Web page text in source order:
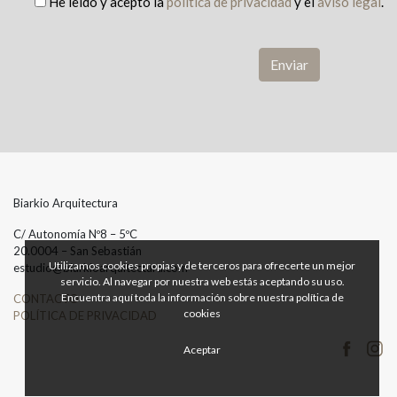
Biarkio Arquitectura
C/ Autonomía Nº8 – 5ºC
20.0004 – San Sebastián
estudio@biarkioarquitectura.com
CONTACTO
POLÍTICA DE PRIVACIDAD
Utilizamos cookies propias y de terceros para ofrecerte un mejor
servicio. Al navegar por nuestra web estás aceptando su uso.
Encuentra aquítoda la información sobre nuestra política de
cookies
Aceptar